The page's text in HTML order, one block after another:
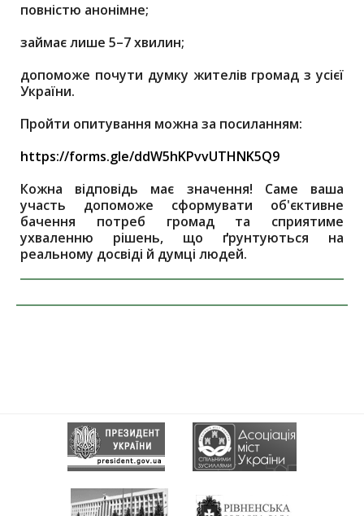
повністю анонімне;
займає лише 5–7 хвилин;
допоможе почути думку жителів громад з усієї
України.
Пройти опитування можна за посиланням:
https://forms.gle/ddW5hKPvvUTHNK5Q9
Кожна відповідь має значення! Саме ваша
участь допоможе сформувати об'єктивне
бачення потреб громад та сприятиме
ухваленню рішень, що ґрунтуються на
реальному досвіді й думці людей.